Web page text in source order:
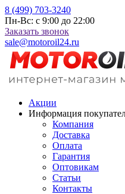
8 (499) 703-3240
Пн-Вс: с 9:00 до 22:00
Заказать звонок
sale@motoroil24.ru
Акции
Информация
Компания
Доставка
Оплата
Гарантия
Оптовикам
Статьи
Контакты